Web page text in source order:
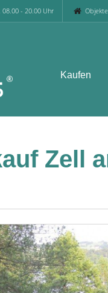
08.00 - 20.00 Uhr
Kaufen
Zell